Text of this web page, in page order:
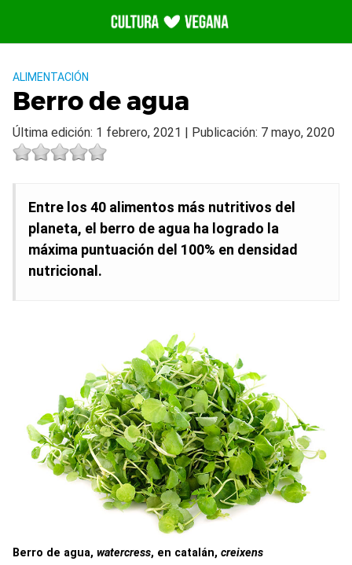
contenido
ALIMENTACIÓN
Berro de agua
Última edición: 1 febrero, 2021 | Publicación: 7 mayo, 2020
Entre los 40 alimentos más nutritivos del
planeta, el berro de agua ha logrado la
máxima puntuación del 100% en densidad
nutricional.
Berro de agua, watercress, en catalán, creixens